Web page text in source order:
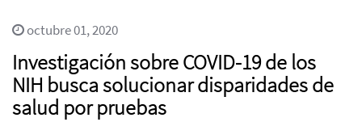
octubre 01, 2020
Investigación sobre COVID-19 de los
NIH busca solucionar disparidades de
salud por pruebas